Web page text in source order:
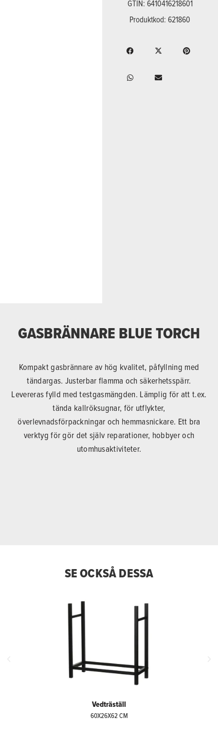
GTIN: 6410416218601
Produktkod: 621860
GASBRÄNNARE BLUE TORCH
Kompakt gasbrännare av hög kvalitet, påfyllning med
tändargas. Justerbar flamma och säkerhetsspärr.
Levereras fylld med testgasmängden. Lämplig för att t.ex.
tända kallröksugnar, för utflykter,
överlevnadsförpackningar och hemmasnickare. Ett bra
verktyg för gör det själv reparationer, hobbyer och
utomhusaktiviteter.
SE OCKSÅ DESSA
Vedträställ
60X26X62 CM